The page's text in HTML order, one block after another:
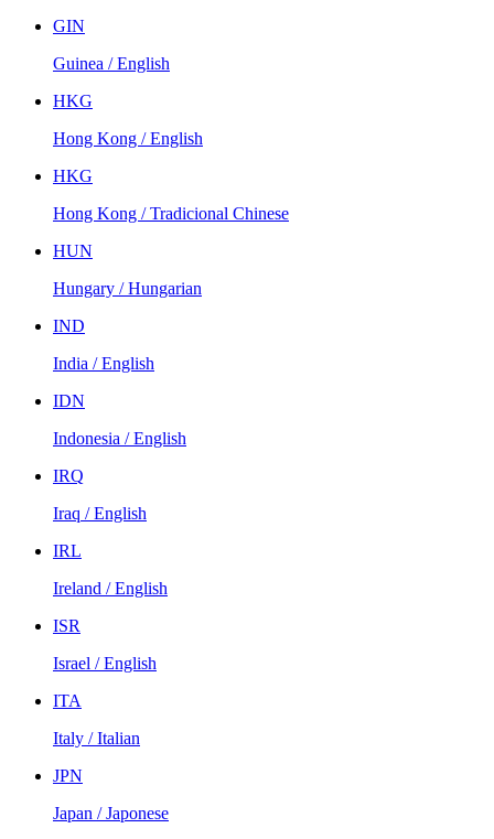
GIN
Guinea / English
HKG
Hong Kong / English
HKG
Hong Kong / Tradicional Chinese
HUN
Hungary / Hungarian
IND
India / English
IDN
Indonesia / English
IRQ
Iraq / English
IRL
Ireland / English
ISR
Israel / English
ITA
Italy / Italian
JPN
Japan / Japonese